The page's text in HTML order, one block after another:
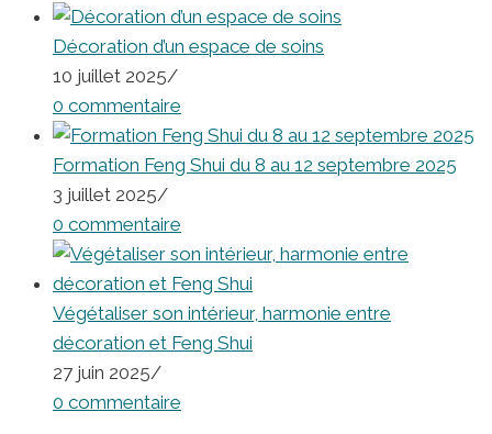
Décoration d’un espace de soins
10 juillet 2025/
0 commentaire
Formation Feng Shui du 8 au 12 septembre 2025
3 juillet 2025/
0 commentaire
Végétaliser son intérieur, harmonie entre
décoration et Feng Shui
27 juin 2025/
0 commentaire